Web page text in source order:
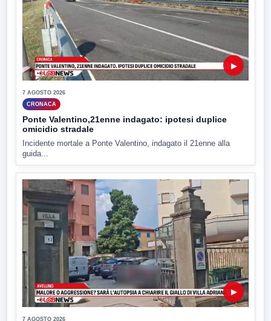
▶
7 AGOSTO 2026
CRONACA
Ponte Valentino,21enne indagato: ipotesi duplice
omicidio stradale
Incidente mortale a Ponte Valentino, indagato il 21enne alla
guida...
▶
7 AGOSTO 2026